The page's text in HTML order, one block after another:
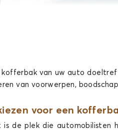
Kofferbakmatten voor
kofferbak van uw auto
van voorwerpen,
voor een
is de plek die automobilisten